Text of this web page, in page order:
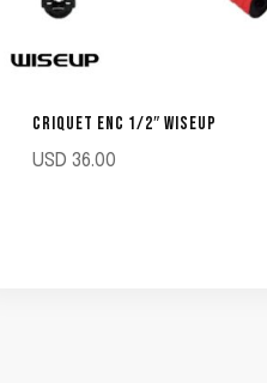
CRIQUET ENC 1/2″ WISEUP
USD 36.00